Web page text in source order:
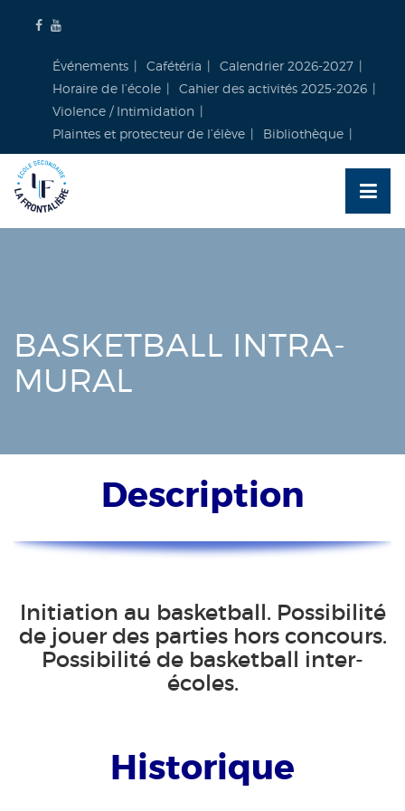
Événements Cafétéria
Calendrier 2026-2027
Horaire de l’école
Cahier des activités 2025-2026
Violence / Intimidation
Plaintes et protecteur de l’élève
Bibliothèque
BASKETBALL INTRA-
MURAL
Description
Initiation au basketball. Possibilité
de jouer des parties hors concours.
Possibilité de basketball inter-
écoles.
Historique